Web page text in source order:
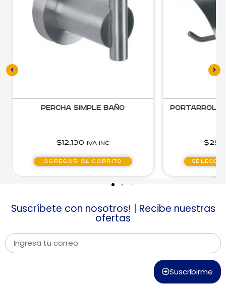
Percha Simple Baño
$12.130 IVA inc
Agregar al carrito
$
Suscríbete con nosotros! | Recibe nuestras
ofertas
Suscribirme